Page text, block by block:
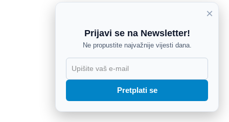
×
Prijavi se na Newsletter!
Ne propustite najvažnije vijesti dana.
Pretplati se